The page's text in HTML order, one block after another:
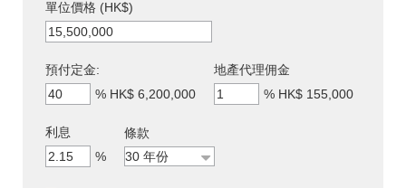
單位價格 (HK$)
預付定金:
% HK$ 6,200,000
地產代理佣金
% HK$ 155,000
利息
%
條款